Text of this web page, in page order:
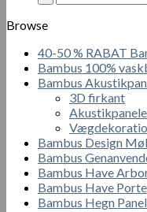
Topcoat
1L
antal
Browse
40-50 % RABAT
Bambus 100%
Bambus
3D firkant
Bambus Design
Bambus
Bambus Have
Bambus Have Porte
Bambus Hegn